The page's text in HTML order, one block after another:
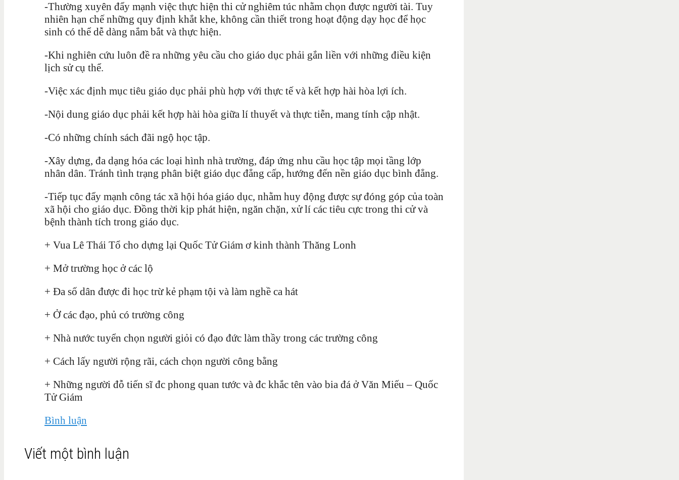
-Thường xuyên đẩy mạnh việc thực hiện thi cử nghiêm túc nhằm chọn được người tài. Tuy
nhiên hạn chế những quy định khắt khe, không cần thiết trong hoạt động dạy học để học
sinh có thể dễ dàng nắm bắt và thực hiện.
-Khi nghiên cứu luôn đề ra những yêu cầu cho giáo dục phải gắn liền với những điều kiện
lịch sử cụ thể.
-Việc xác định mục tiêu giáo dục phải phù hợp với thực tế và kết hợp hài hòa lợi ích.
-Nội dung giáo dục phải kết hợp hài hòa giữa lí thuyết và thực tiễn, mang tính cập nhật.
-Có những chính sách đãi ngộ học tập.
-Xây dựng, đa dạng hóa các loại hình nhà trường, đáp ứng nhu cầu học tập mọi tầng lớp
nhân dân. Tránh tình trạng phân biệt giáo dục đẳng cấp, hướng đến nền giáo dục bình đẳng.
-Tiếp tục đẩy mạnh công tác xã hội hóa giáo dục, nhằm huy động được sự đóng góp của toàn
xã hội cho giáo dục. Đồng thời kịp phát hiện, ngăn chặn, xử lí các tiêu cực trong thi cử và
bệnh thành tích trong giáo dục.
+ Vua Lê Thái Tổ cho dựng lại Quốc Tử Giám ơ kinh thành Thăng Lonh
+ Mở trường học ở các lộ
+ Đa số dân được đi học trừ kẻ phạm tội và làm nghề ca hát
+ Ở các đạo, phủ có trường công
+ Nhà nước tuyển chọn người giỏi có đạo đức làm thầy trong các trường công
+ Cách lấy người rộng rãi, cách chọn người công bằng
+ Những người đỗ tiến sĩ đc phong quan tước và đc khắc tên vào bia đá ở Văn Miếu – Quốc
Tử Giám
Bình luận
Viết một bình luận